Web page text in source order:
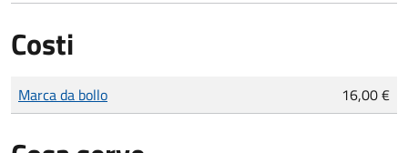
Costi
Tipo di pagamento
Importo
Marca da bollo 16,00 €